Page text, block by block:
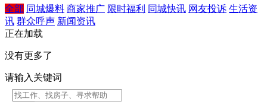
全部 同城爆料 商家推广 限时福利 同城快讯 网友投诉 生活资
讯 群众呼声 新闻资讯
正在加载
没有更多了
请输入关键词